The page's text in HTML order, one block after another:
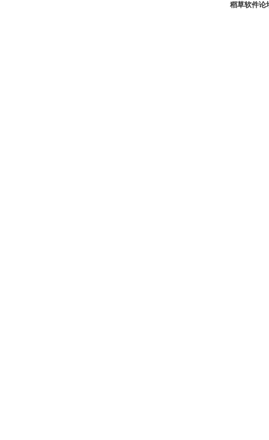
稻草软件论